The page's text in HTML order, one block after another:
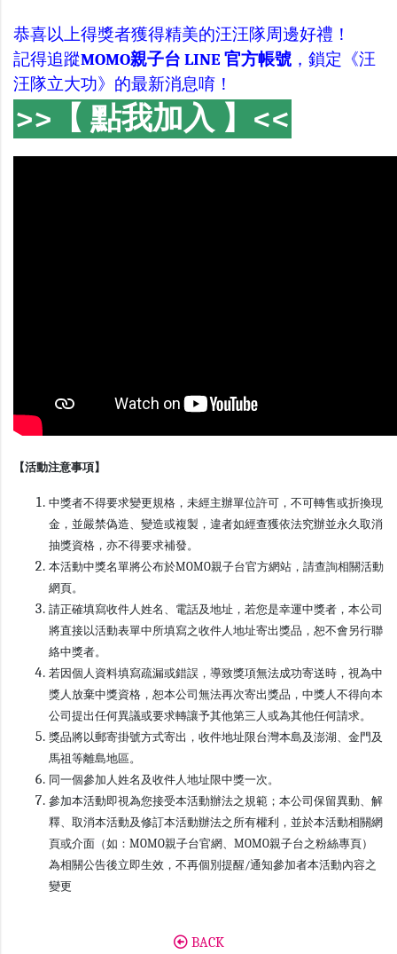
恭喜以上得獎者獲得精美的汪汪隊周邊好禮！
記得追蹤MOMO親子台 LINE 官方帳號 ，鎖定《汪
汪隊立大功》的最新消息唷！
>>【 點我加入 】<<
【活動注意事項】
中獎者不得要求變更規格，未經主辦單位許可，不可轉售或折換現
金，並嚴禁偽造、變造或複製，違者如經查獲依法究辦並永久取消
抽獎資格，亦不得要求補發。
本活動中獎名單將公布於MOMO親子台官方網站，請查詢相關活動
網頁。
請正確填寫收件人姓名、電話及地址，若您是幸運中獎者，本公司
將直接以活動表單中所填寫之收件人地址寄出獎品，恕不會另行聯
絡中獎者。
若因個人資料填寫疏漏或錯誤，導致獎項無法成功寄送時，視為中
獎人放棄中獎資格，恕本公司無法再次寄出獎品，中獎人不得向本
公司提出任何異議或要求轉讓予其他第三人或為其他任何請求。
獎品將以郵寄掛號方式寄出，收件地址限台灣本島及澎湖、金門及
馬祖等離島地區。
同一個參加人姓名及收件人地址限中獎一次。
參加本活動即視為您接受本活動辦法之規範；本公司保留異動、解
釋、取消本活動及修訂本活動辦法之所有權利，並於本活動相關網
頁或介面（如：MOMO親子台官網、MOMO親子台之粉絲專頁）
為相關公告後立即生效，不再個別提醒/通知參加者本活動內容之
變更
BACK